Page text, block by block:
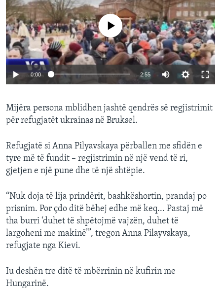
No media source currently available
0:00 2:55
Mijëra persona mblidhen jashtë qendrës së regjistrimit
për refugjatët ukrainas në Bruksel.
Refugjatë si Anna Pilyavskaya përballen me sfidën e
tyre më të fundit – regjistrimin në një vend të ri,
gjetjen e një pune dhe të një shtëpie.
“Nuk doja të lija prindërit, bashkëshortin, prandaj po
prisnim. Por çdo ditë bëhej edhe më keq... Pastaj më
tha burri ‘duhet të shpëtojmë vajzën, duhet të
largoheni me makinë’”, tregon Anna Pilayvskaya,
refugjate nga Kievi.
Iu deshën tre ditë të mbërrinin në kufirin me
Hungarinë.